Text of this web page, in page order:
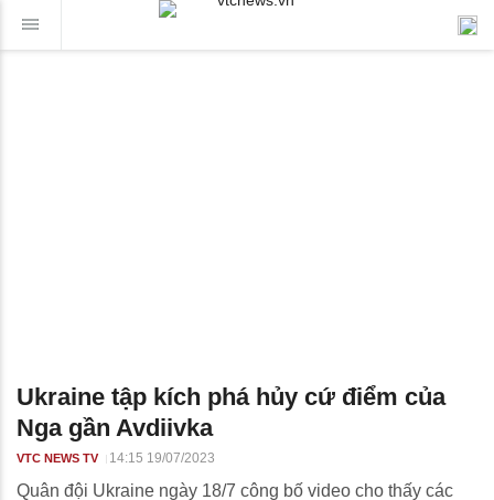
Ukraine tập kích phá hủy cứ điểm của
Nga gần Avdiivka
VTC NEWS TV 14:15 19/07/2023
Quân đội Ukraine ngày 18/7 công bố video cho thấy các